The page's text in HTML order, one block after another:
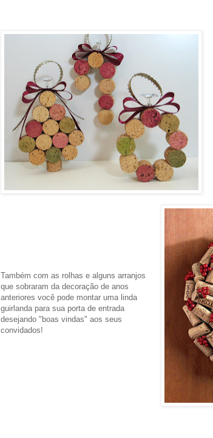
Também com as rolhas e alguns arranjos
que sobraram da decoração de anos
anteriores você pode montar uma linda
guirlanda para sua porta de entrada
desejando "boas vindas" aos seus
convidados!